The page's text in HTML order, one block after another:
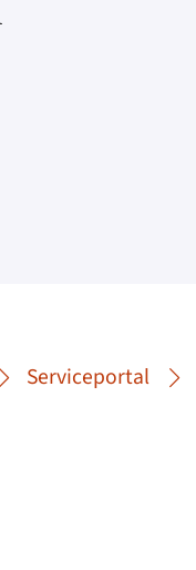
Serviceportal